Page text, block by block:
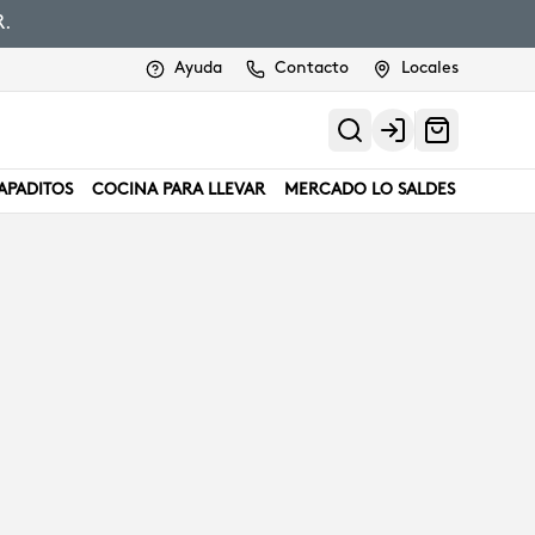
Ayuda Contacto Locales
Login
COCINA PARA LLEVAR MERCADO LO SALDES